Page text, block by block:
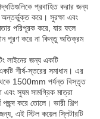
প্রবাহিত করার জন্য
অন্তর্ভুক্ত করে। সুরক্ষা এবং
পরিপূরক করে, যার ফলে
পূরণ করে না কিন্তু অতিক্রম
লাইনের জন্য একটি
শীর্ষ-স্তরের সমাধান। এর
1500mm পর্যন্ত বিস্তৃত
এবং সুষম সামগ্রিক মাত্রা
করে তোলে। ভারী শিল্প
এই স্টিল কয়েল স্লিটারটি